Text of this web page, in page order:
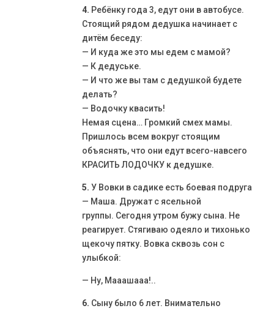
4. Ребёнку года 3, едут они в автобусе.
Стоящий рядом дедушка начинает с
дитём беседу:
— И куда же это мы едем с мамой?
— К дедуське.
— И что же вы там с дедушкой будете
делать?
— Водочку квасить!
Немая сцена… Громкий смех мамы.
Пришлось всем вокруг стоящим
объяснять, что они едут всего-навсего
КРАСИТЬ ЛОДОЧКУ к дедушке.
5. У Вовки в садике есть боевая подруга
— Маша. Дружат с ясельной
группы. Сегодня утром бужу сына. Не
реагирует. Стягиваю одеяло и тихонько
щекочу пятку. Вовка сквозь сон с
улыбкой:
— Ну, Мааашааа!..
6. Сыну было 6 лет. Внимательно